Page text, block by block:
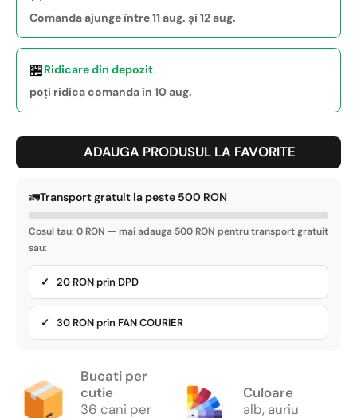
Comanda ajunge între 11 aug. și 12 aug.
🏪Ridicare din depozit
poți ridica comanda în 10 aug.
ADAUGA PRODUSUL LA FAVORITE
🚛Transport gratuit la peste 500 RON
Cosul tau: 0 RON — mai adauga 500 RON pentru transport gratuit
sau:
✓ 20 RON prin DPD
✓ 30 RON prin FAN COURIER
Bucati per
cutie
36 cani per
Culoare
alb, auriu